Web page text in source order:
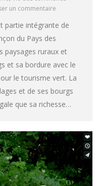
un commentaire
partie intégrante de
du Pays des
paysages ruraux et
et sa bordure avec le
le tourisme vert. La
et de ses bourgs
que sa richesse…